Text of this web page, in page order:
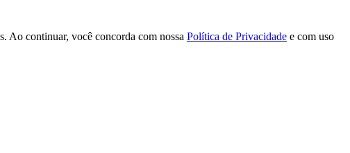
Ao continuar, você concorda com nossa Política de Privacidade e com uso